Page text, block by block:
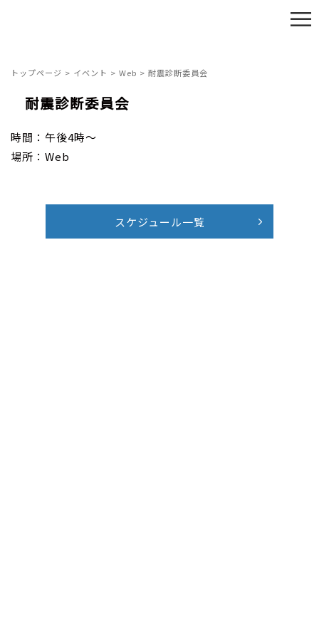
≡
トップページ > イベント > Web > 耐震診断委員会
耐震診断委員会
時間：午後4時～
場所：Web
スケジュール一覧